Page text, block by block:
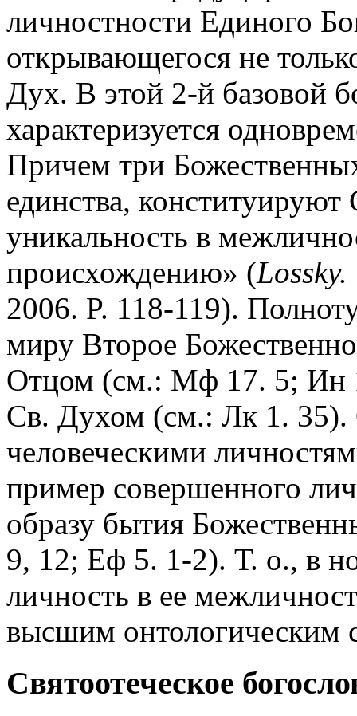
личностности Единого
открывающегося не
Дух. В этой 2-й базовой
характеризуется
Причем три
единства,
уникальность в
происхождению» (Lossky.
2006. P. 118-119).
миру Второе
Отцом (см.: Мф 17. 5; Ин
Св. Духом (см.: Лк 1. 35).
человеческими
пример совершенного
образу бытия
9, 12; Еф 5. 1-2). Т. о., в
личность в ее
высшим онтологическим
Святоотеческое